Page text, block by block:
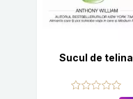
Sucul de telina